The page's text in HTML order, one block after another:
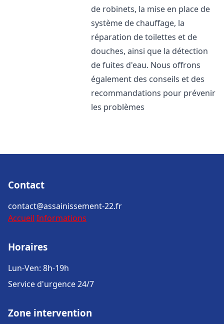
de robinets, la mise en place de
système de chauffage, la
réparation de toilettes et de
douches, ainsi que la détection
de fuites d'eau. Nous offrons
également des conseils et des
recommandations pour prévenir
les problèmes
Contact
contact@assainissement-22.fr
Accueil Informations
Horaires
Lun-Ven: 8h-19h
Service d'urgence 24/7
Zone intervention